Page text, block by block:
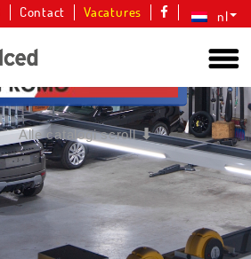
Contact Vacatures nl
Alle catalogiscroll⬇︎